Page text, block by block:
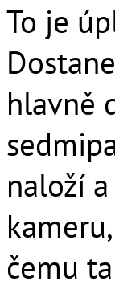
To je
hlavně
naloží
čemu